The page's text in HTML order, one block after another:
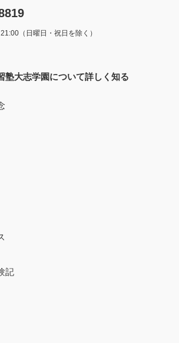
（日曜日・祝日を除く）
塾大志学園について詳しく知る
記